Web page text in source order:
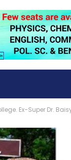
Ex-Super Dr.